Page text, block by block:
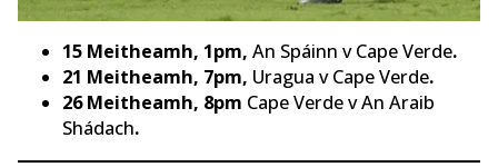
15 Meitheamh, 1pm, An Spáinn v Cape Verde.
21 Meitheamh, 7pm, Uragua v Cape Verde.
26 Meitheamh, 8pm Cape Verde v An Araib
Shádach.